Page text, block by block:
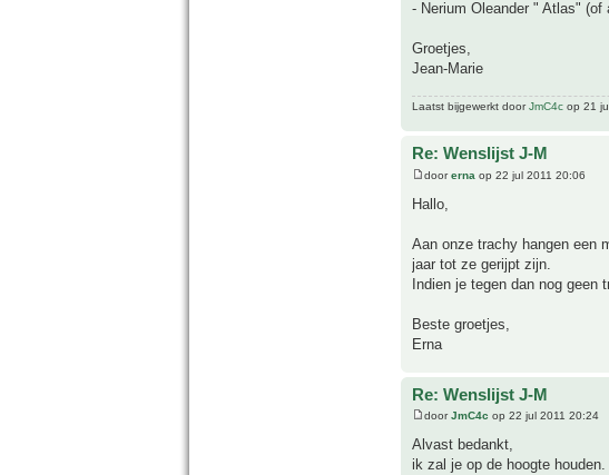
- Nerium Oleander " Atlas" (of
Groetjes,
Jean-Marie
Laatst bijgewerkt doorJmC4c op 21
Re: Wenslijst J-M
doorerna op 22 jul 2011 20:06
Hallo,
Aan onze trachy hangen een
jaar tot ze gerijpt zijn.
Indien je tegen dan nog geen
Beste groetjes,
Erna
Re: Wenslijst J-M
doorJmC4c op 22 jul 2011 20:24
Alvast bedankt,
ik zal je op de hoogte houden.